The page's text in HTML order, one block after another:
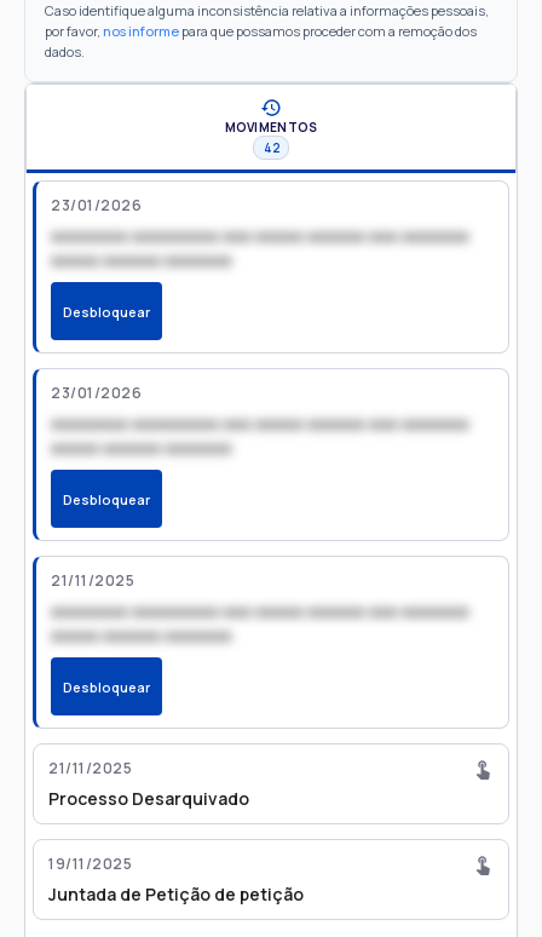
Caso identifique alguma inconsistência relativa a informações pessoais,
por favor, nos informe para que possamos proceder com a remoção dos
dados.
MOVIMENTOS
42
23/01/2026
xxxxxxxx xxxxxxxxx xxx xxxxx xxxxxx xxx xxxxxxx
xxxxx xxxxxx xxxxxxx
Desbloquear
23/01/2026
xxxxxxxx xxxxxxxxx xxx xxxxx xxxxxx xxx xxxxxxx
xxxxx xxxxxx xxxxxxx
Desbloquear
21/11/2025
xxxxxxxx xxxxxxxxx xxx xxxxx xxxxxx xxx xxxxxxx
xxxxx xxxxxx xxxxxxx
Desbloquear
21/11/2025
Processo Desarquivado
19/11/2025
Juntada de Petição de petição